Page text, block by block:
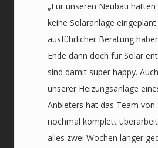
„Für unseren Neubau
keine Solaranlage
ausführlicher Beratung
Ende dann doch für Solar
sind damit super happy.
unserer Heizungsanlage
Anbieters hat das Team von
nochmal komplett
alles zwei Wochen länger